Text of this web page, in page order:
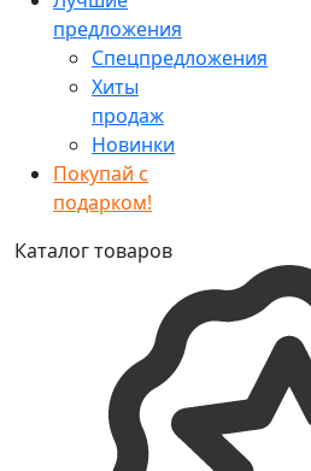
предложения
Спецпредложения
Хиты
продаж
Новинки
Покупай с
подарком!
Каталог товаров